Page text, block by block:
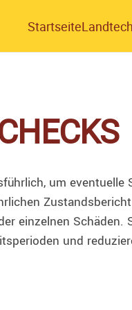
Startseite
um
einzelnen
und